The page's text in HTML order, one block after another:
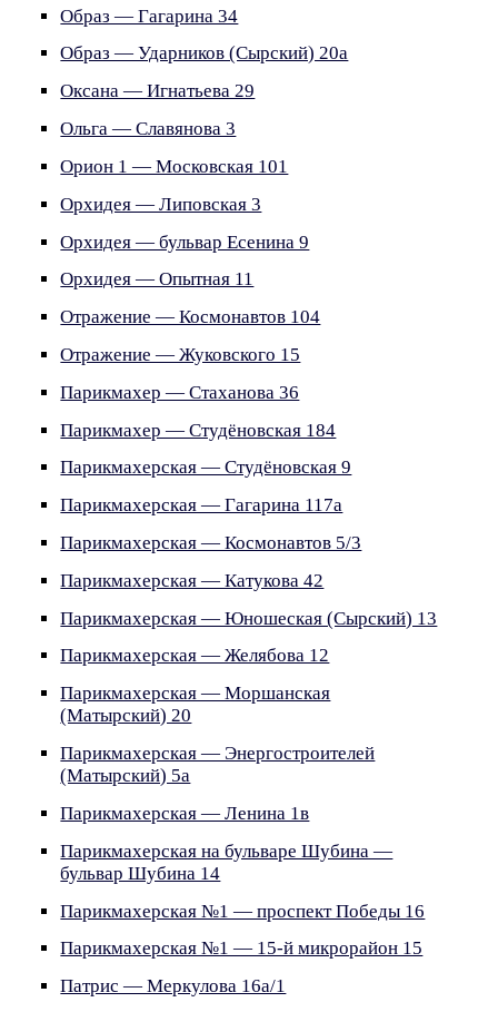
Образ — Гагарина 34
Образ — Ударников (Сырский) 20а
Оксана — Игнатьева 29
Ольга — Славянова 3
Орион 1 — Московская 101
Орхидея — Липовская 3
Орхидея — бульвар Есенина 9
Орхидея — Опытная 11
Отражение — Космонавтов 104
Отражение — Жуковского 15
Парикмахер — Стаханова 36
Парикмахер — Студёновская 184
Парикмахерская — Студёновская 9
Парикмахерская — Гагарина 117а
Парикмахерская — Космонавтов 5/3
Парикмахерская — Катукова 42
Парикмахерская — Юношеская (Сырский) 13
Парикмахерская — Желябова 12
Парикмахерская — Моршанская
(Матырский) 20
Парикмахерская — Энергостроителей
(Матырский) 5а
Парикмахерская — Ленина 1в
Парикмахерская на бульваре Шубина —
бульвар Шубина 14
Парикмахерская №1 — проспект Победы 16
Парикмахерская №1 — 15-й микрорайон 15
Патрис — Меркулова 16а/1